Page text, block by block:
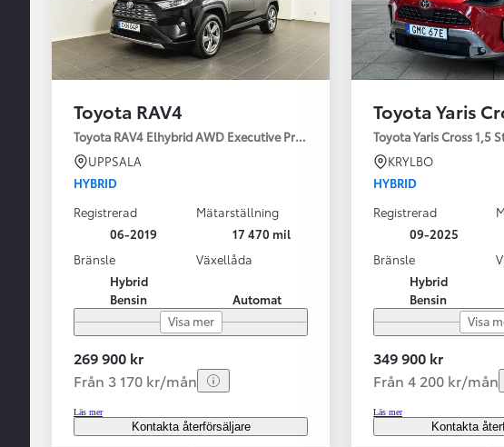
Från 350 900 kr
Från 3 450 kr/mån
Easy Billån
Nya GR GT
The soul lives on
Toyota RAV4
Toyota RAV4 Elhybrid AWD Executive Premium Drag 360-kamera JBL
UPPSALA
HYBRID
Registrerad
06-2019
Mätarställning
17 470 mil
Bränsle
Hybrid
Bensin
Växellåda
Automat
Visa mer
269 900 kr
Från 3 170 kr/mån
Läs mer
Kontakta återförsäljare
Toyota Yaris
Toyota Yaris Cross 1,5
KRYLBO
HYBRID
Registrerad
09-2025
Bränsle
Hybrid
Bensin
Visa
349 900 kr
Från 4 200 kr/mån
Läs mer
Kontakta